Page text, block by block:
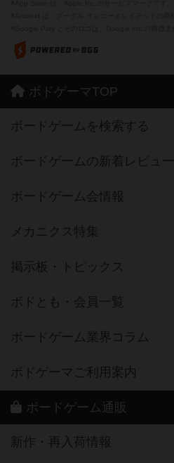
ボドゲーマTOP
ボードゲームを検索する
ボードゲームの新着レビュー
ボードゲーム会情報
メカニクス特集
掲示板・トピックス
ボドとも・会員一覧
ボードゲーム業界コラム
ボドゲーマご利用案内
ボードゲーム通販
新作・再入荷情報